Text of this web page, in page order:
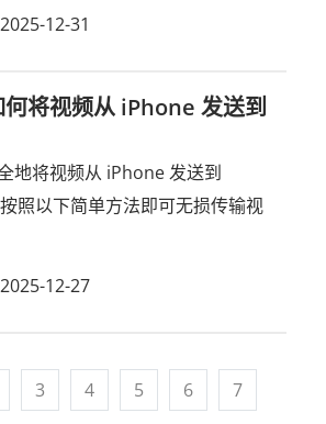
2025-12-31
将视频从 iPhone 发送到
地将视频从 iPhone 发送到
照以下简单方法即可无损传输视
2025-12-27
3 4 5 6 7